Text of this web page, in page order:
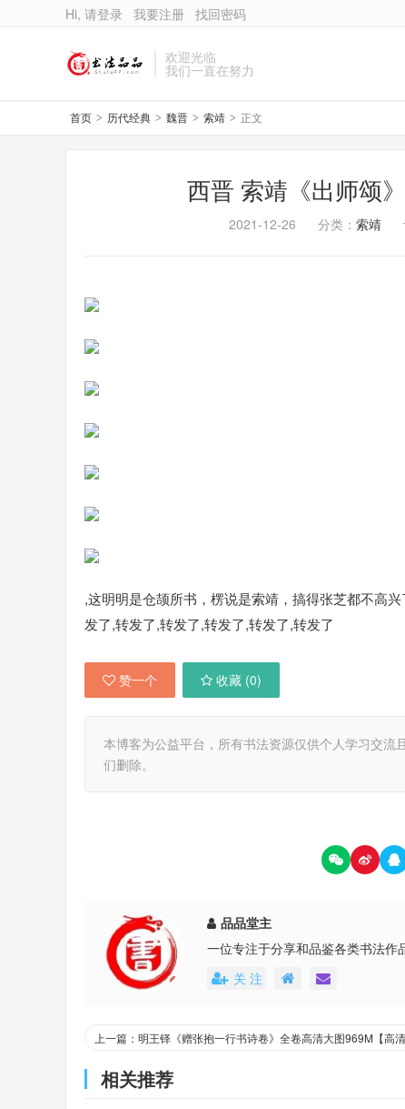
Hi, 请登录 我要注册 找回密码
欢迎光临
我们一直在努力
首页 > 历代经典 > 魏晋 > 索靖 > 正文
西晋 索靖《出师颂
2021-12-26 分类： 索靖
,这明明是仓颉所书，楞说是索靖，搞得张芝都不高
发了,转发了,转发了,转发了,转发了,转发了
赞一个 收藏 (0)
本博客为公益平台，所有书法资源仅供个人学习交
们删除。
品品堂主
一位专注于分享和品鉴各类书法作
关 注
相关推荐